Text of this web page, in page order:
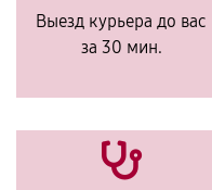
Выезд курьера до вас
за 30 мин.